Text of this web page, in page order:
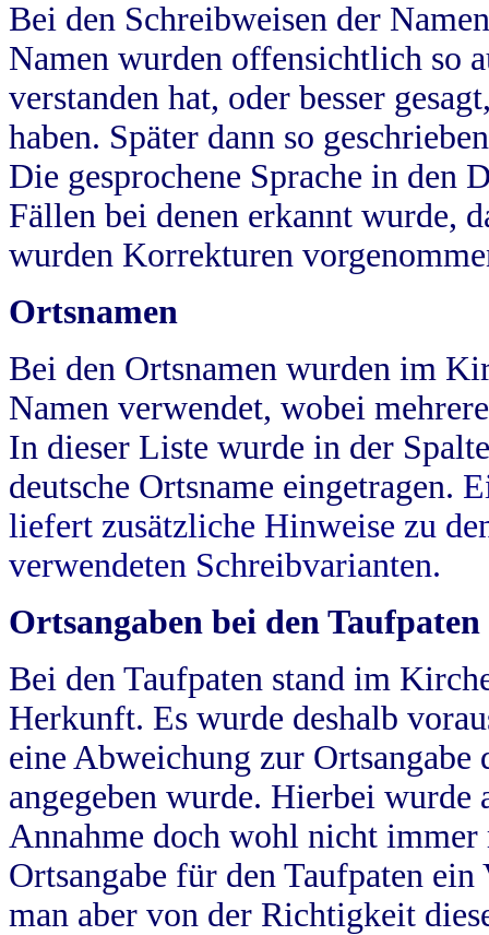
Bei den Schreibweisen der
Namen wurden offensichtlich so
verstanden hat, oder besser
haben. Später dann so
Die gesprochene Sprache in
Fällen bei denen erkannt wurde,
wurden Korrekturen
Ortsnamen
Bei den Ortsnamen wurden im
Namen verwendet, wobei
In dieser Liste wurde in der
deutsche Ortsname eingetragen.
liefert zusätzliche Hinweise zu
verwendeten Schreibvarianten.
Ortsangaben bei den Taufpaten
Bei den Taufpaten stand im
Herkunft. Es wurde deshalb
eine Abweichung zur
angegeben wurde. Hierbei wurde
Annahme doch wohl nicht
Ortsangabe für den Taufpaten
man aber von der Richtigkeit